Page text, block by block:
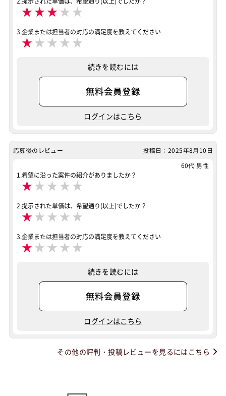
テクノロジー AI
★ ★ ★ ★ ★
3.企業または担当者の対応の満足度を教えてください
★ ★ ★ ★ ★
続きを読むには
無料会員登録
ログインはこちら
応募後のレビュー
投稿日：2025年8月10日
60代 男性
1.希望に沿った案件の紹介がありましたか？
★ ★ ★ ★ ★
2.提示された単価は、希望通り(以上)でしたか？
★ ★ ★ ★ ★
3.企業または担当者の対応の満足度を教えてください
★ ★ ★ ★ ★
続きを読むには
無料会員登録
ログインはこちら
その他の評判・投稿レビューを見るにはこちら